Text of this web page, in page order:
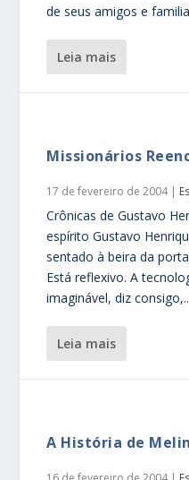
de seus amigos e
leia mais
Missionários
17 de fevereiro de 2004|
Crônicas de Gustavo
espírito Gustavo
sentado à beira da
Está reflexivo. A
imaginável, diz
leia mais
A História de